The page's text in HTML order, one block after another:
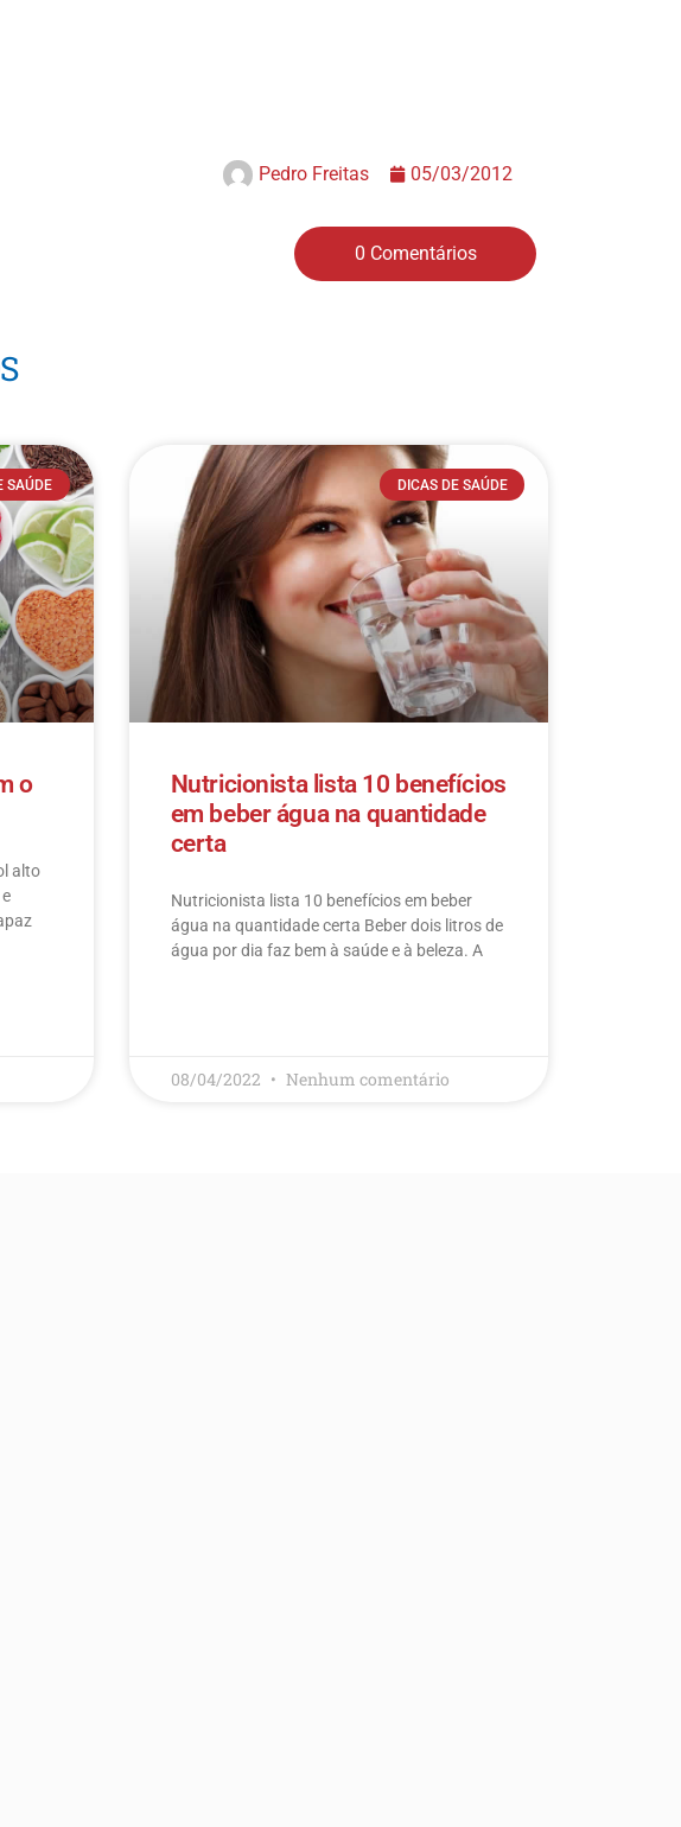
Pedro Freitas 05/03/2012
0 Comentários
SAÚDE
o
alto​
DICAS DE SAÚDE
Nutricionista lista 10 benefícios
em beber água na quantidade
certa
Nutricionista lista 10 benefícios em beber
água na quantidade certa Beber dois litros de
água por dia faz bem à saúde e à beleza. A
08/04/2022 Nenhum comentário